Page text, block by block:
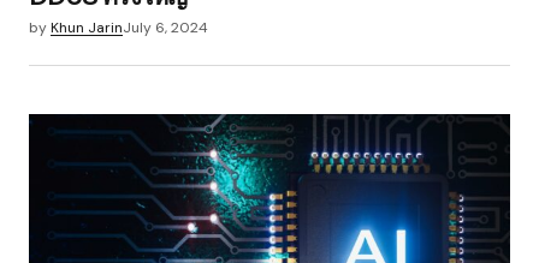
browser for the next time I comment.
Submit Comment
byKhun JarinJuly 6, 2024